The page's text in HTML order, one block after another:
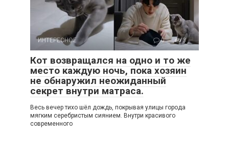
ИНТЕРЕСНОЕ 0 3
Кот возвращался на одно и то же
место каждую ночь, пока хозяин
не обнаружил неожиданный
секрет внутри матраса.
Весь вечер тихо шёл дождь, покрывая улицы города
мягким серебристым сиянием. Внутри красивого
современного